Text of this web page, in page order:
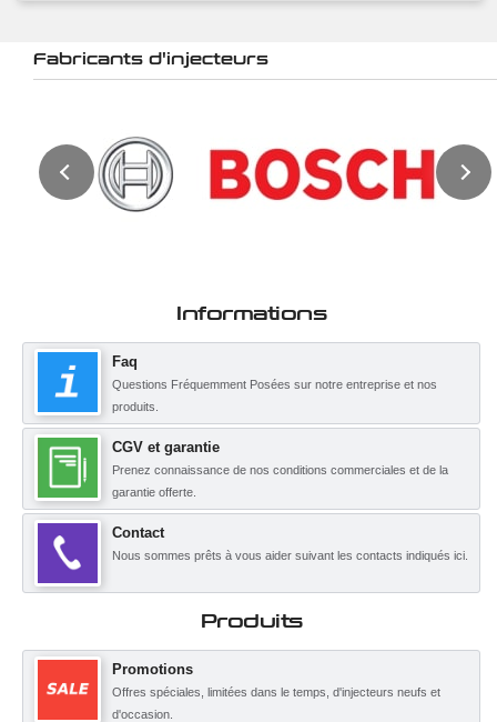
Fabricants d'injecteurs
Informations
Faq
Questions Fréquemment Posées sur notre entreprise et nos
produits.
CGV et garantie
Prenez connaissance de nos conditions commerciales et de la
garantie offerte.
Contact
Nous sommes prêts à vous aider suivant les contacts indiqués ici.
Produits
Promotions
Offres spéciales, limitées dans le temps, d'injecteurs neufs et
d'occasion.